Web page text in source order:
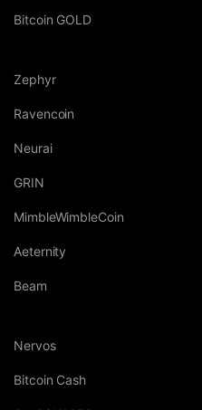
Bitcoin GOLD
Zephyr
Ravencoin
Neurai
GRIN
MimbleWimbleCoin
Aeternity
Beam
Nervos
Bitcoin Cash